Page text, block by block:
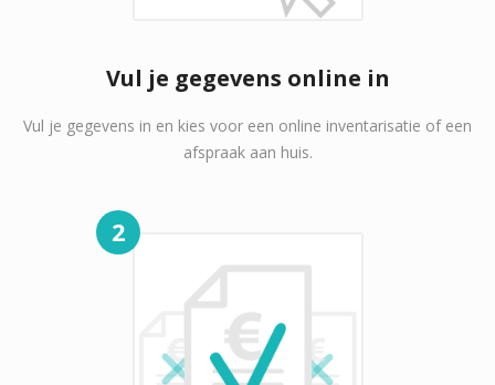
Vul je gegevens online in
Vul je gegevens in en kies voor een online inventarisatie of een
afspraak aan huis.
2